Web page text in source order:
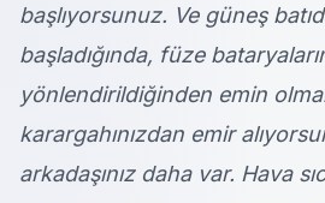
başlıyorsunuz. Ve güneş
başladığında, füze
yönlendirildiğinden emin
karargahınızdan emir
arkadaşınız daha var. Hava